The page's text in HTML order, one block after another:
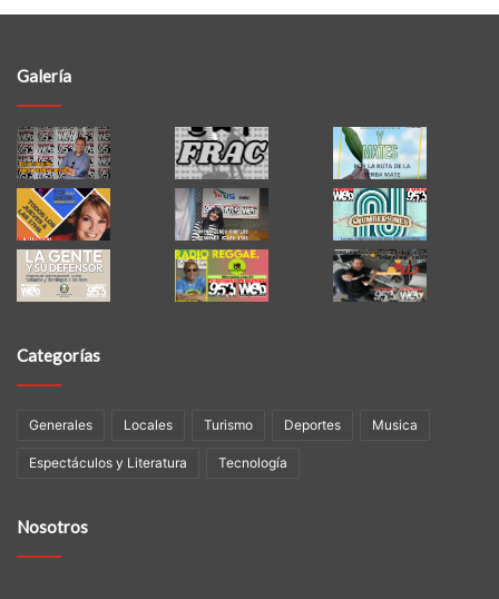
Galería
Categorías
Generales Locales Turismo Deportes Musica
Espectáculos y Literatura Tecnología
Nosotros